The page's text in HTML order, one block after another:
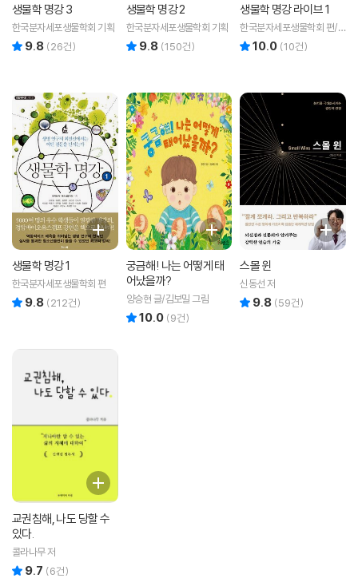
생물학 명강 3
한국분자세포생물학회 기획
9.8 (26건)
생물학 명강 2
한국분자세포생물학회 기획
9.8 (150건)
생물학 명강 라이브 1
한국분자세포생물학회 편/
김미영 등저
10.0 (10건)
생물학 명강 1
한국분자세포생물학회 편
9.8 (212건)
궁금해! 나는 어떻게 태
어났을까?
양승현 글/김보밀 그림
10.0 (9건)
스몰 윈
신동선 저
9.8 (59건)
교권침해, 나도 당할 수
있다.
콜라나무 저
9.7 (6건)